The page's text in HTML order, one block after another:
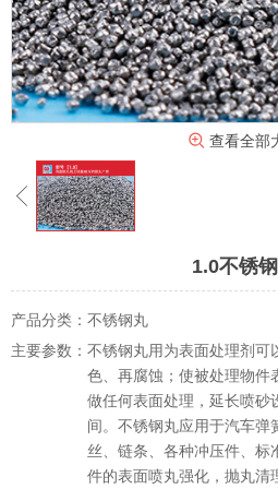
查看全部
1.0不锈
产品分类： 不锈钢丸
主要参数： 不锈钢丸用为表面处理剂可
色、再腐蚀；使被处理物件
做任何表面处理，延长喷砂
间。不锈钢丸应用于汽车弹
丝、链条、各种冲压件、标
件的表面喷丸强化，抛丸清